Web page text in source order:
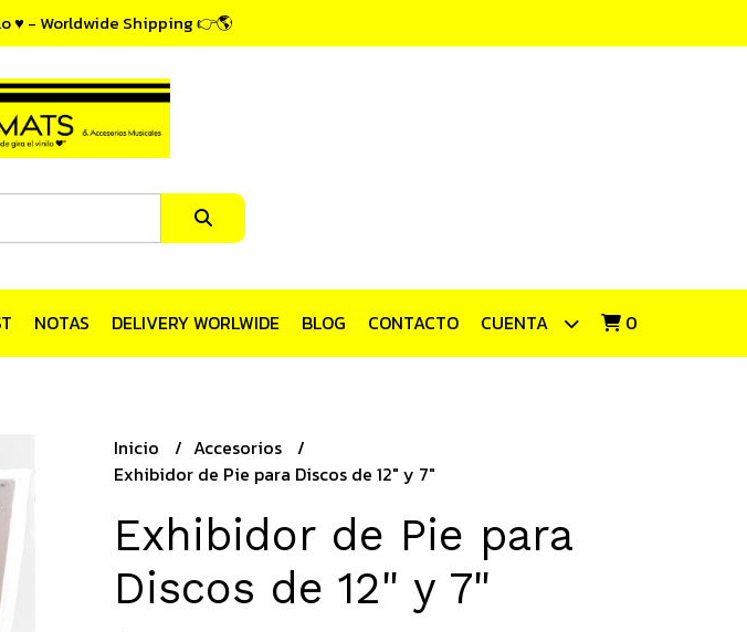
♥ - Worldwide Shipping 👉🌎
NOTAS DELIVERY WORLWIDE BLOG CONTACTO CUENTA 0
Inicio
Accesorios
Exhibidor de Pie para Discos de 12" y 7"
Exhibidor de Pie para
Discos de 12" y 7"